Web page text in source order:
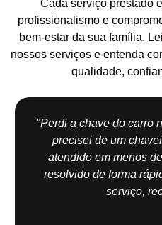
Cada serviço prestado
profissionalismo e
bem-estar da sua família.
nossos serviços e entenda
qualidade,
"Perdi a chave do carro
precisei de um
atendido em menos
resolvido de forma
serviço,